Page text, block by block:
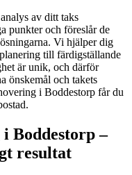
av ditt taks
punkter och föreslår de
Vi hjälper dig
till färdigställande
är unik, och därför
önskemål och takets
i Boddestorp får du
Boddestorp –
resultat